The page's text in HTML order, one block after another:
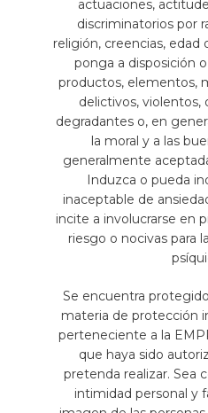
actuaciones,
discriminatorios por
religión, creencias, edad
ponga a disposición
productos, elementos,
delictivos, violentos,
degradantes o, en
la moral y a las
generalmente
Induzca o pueda
inaceptable de
incite a involucrarse en
riesgo o nocivas para
Se encuentra
materia de protección
perteneciente a la
que haya sido
pretenda realizar. Sea
intimidad personal y